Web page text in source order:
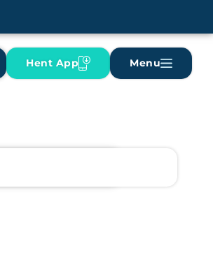
Hent App Menu